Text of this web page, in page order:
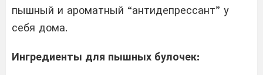
пышный и ароматный “антидепрессант” у
себя дома.
Ингредиенты для пышных булочек: